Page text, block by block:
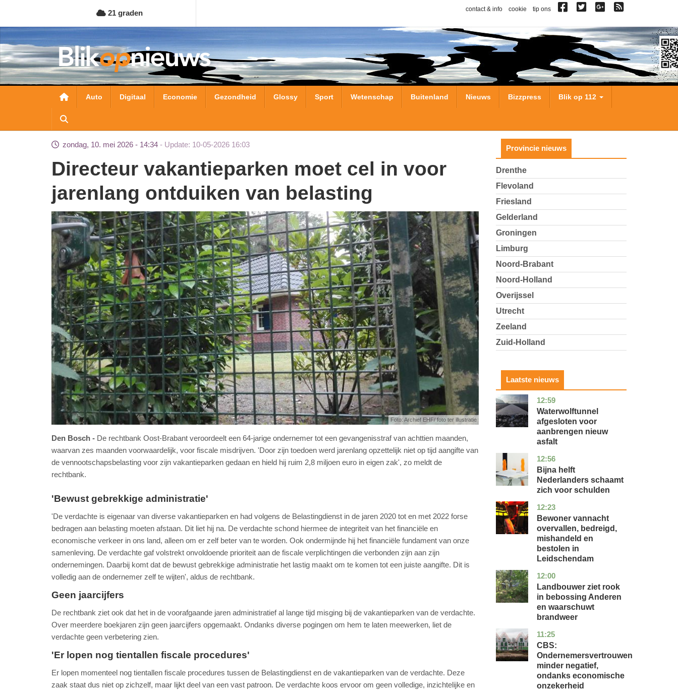
naar
de
inhoud
gaan
21 graden contact & info cookie tip ons
Hoofdnavigatie
Auto Digitaal Economie Gezondheid Glossy Sport Wetenschap Buitenland Nieuws Bizzpress Blik op 112
zondag, 10. mei 2026 - 14:34 Update: 10-05-2026 16:03
Directeur vakantieparken moet cel in voor
jarenlang ontduiken van belasting
Foto: Archief EHF/ foto ter illustratie
Den Bosch
De rechtbank Oost-Brabant veroordeelt een 64-jarige ondernemer tot een gevangenisstraf van achttien maanden,
waarvan zes maanden voorwaardelijk, voor fiscale misdrijven. 'Door zijn toedoen werd jarenlang opzettelijk niet op tijd aangifte van
de vennootschapsbelasting voor zijn vakantieparken gedaan en hield hij ruim 2,8 miljoen euro in eigen zak', zo meldt de
rechtbank.
'Bewust gebrekkige administratie'
'De verdachte is eigenaar van diverse vakantieparken en had volgens de Belastingdienst in de jaren 2020 tot en met 2022 forse
bedragen aan belasting moeten afstaan. Dit liet hij na. De verdachte schond hiermee de integriteit van het financiële en
economische verkeer in ons land, alleen om er zelf beter van te worden. Ook ondermijnde hij het financiële fundament van onze
samenleving. De verdachte gaf volstrekt onvoldoende prioriteit aan de fiscale verplichtingen die verbonden zijn aan zijn
ondernemingen. Daarbij komt dat de bewust gebrekkige administratie het lastig maakt om te komen tot een juiste aangifte. Dit is
volledig aan de ondernemer zelf te wijten', aldus de rechtbank.
Geen jaarcijfers
De rechtbank ziet ook dat het in de voorafgaande jaren administratief al lange tijd misging bij de vakantieparken van de verdachte.
Over meerdere boekjaren zijn geen jaarcijfers opgemaakt. Ondanks diverse pogingen om hem te laten meewerken, liet de
verdachte geen verbetering zien.
'Er lopen nog tientallen fiscale procedures'
Er lopen momenteel nog tientallen fiscale procedures tussen de Belastingdienst en de vakantieparken van de verdachte. Deze
zaak staat dus niet op zichzelf, maar lijkt deel van een vast patroon. De verdachte koos ervoor om geen volledige, inzichtelijke en
Provincie nieuws
Drenthe
Flevoland
Friesland
Gelderland
Groningen
Limburg
Noord-Brabant
Noord-Holland
Overijssel
Utrecht
Zeeland
Zuid-Holland
Laatste nieuws
12:59
noord-
holland
nieuws
Waterwolftunnel
afgesloten voor
aanbrengen nieuw
asfalt
12:56
noord-
holland
economie
Bijna helft
Nederlanders schaamt
zich voor schulden
12:23
zuid-
holland
nieuws
Bewoner vannacht
overvallen, bedreigd,
mishandeld en
bestolen in
Leidschendam
12:00
drenthe
nieuws
Landbouwer ziet rook
in bebossing Anderen
en waarschuwt
brandweer
11:25
zuid-
holland
economie
CBS:
Ondernemersvertrouwen
minder negatief,
ondanks economische
onzekerheid